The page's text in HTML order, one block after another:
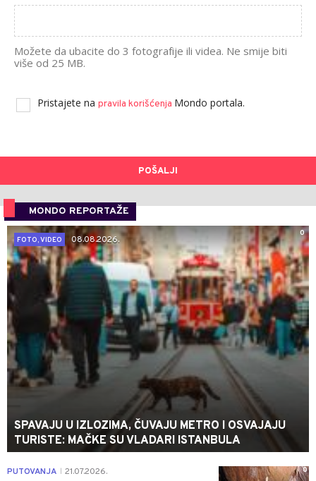
Možete da ubacite do 3 fotografije ili videa. Ne smije biti
više od 25 MB.
Pristajete na pravila korišćenja Mondo portala.
POŠALJI
MONDO REPORTAŽE
0
FOTO, VIDEO
08.08.2026.
SPAVAJU U IZLOZIMA, ČUVAJU METRO I OSVAJAJU
TURISTE: MAČKE SU VLADARI ISTANBULA
0
PUTOVANJA 21.07.2026.